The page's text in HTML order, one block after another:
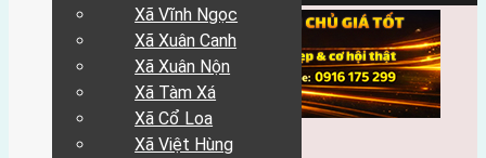
Trang Chủ
Xã Vĩnh Ngọc
Xã Xuân Canh
Xã Xuân Nộn
Xã Tàm Xá
Xã Cổ Loa
Xã Việt Hùng